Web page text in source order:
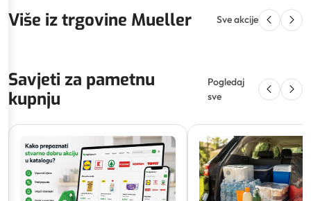
Više iz trgovine Mueller Sve akcije
Savjeti za pametnu
kupnju
Pogledaj
sve